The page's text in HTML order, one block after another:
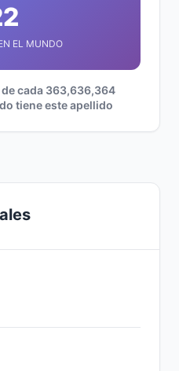
EL MUNDO
cada 363,636,364
tiene este apellido